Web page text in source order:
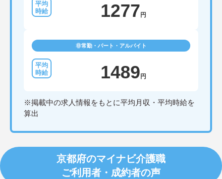
1277 円
非常勤・パート・アルバイト
1489 円
※掲載中の求人情報をもとに平均月収・平均時給を
算出
京都府のマイナビ介護職
ご利用者・成約者の声